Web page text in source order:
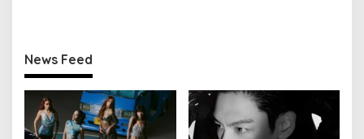
News Feed